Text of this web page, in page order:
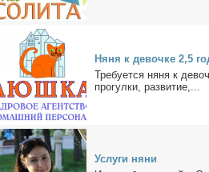
Ня­ня к де­воч­ке 2,5
Тре­бу­ет­ся ня­ня к
про­гул­ки, раз­ви­тие,...
Услу­ги ня­ни